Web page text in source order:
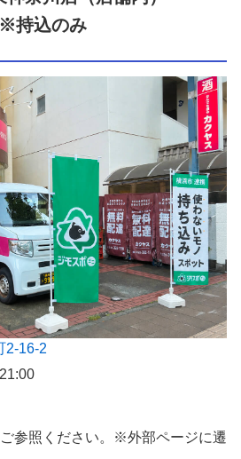
※持込のみ
2-16-2
参照ください。※外部ページに遷